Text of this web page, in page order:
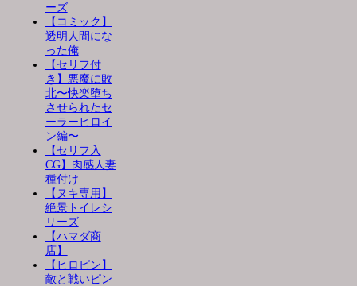
ーズ
【コミック】
透明人間にな
った俺
【セリフ付
き】悪魔に敗
北〜快楽堕ち
させられたセ
ーラーヒロイ
ン編〜
【セリフ入
CG】肉感人妻
種付け
【ヌキ専用】
絶景トイレシ
リーズ
【ハマダ商
店】
【ヒロピン】
敵と戦いピン